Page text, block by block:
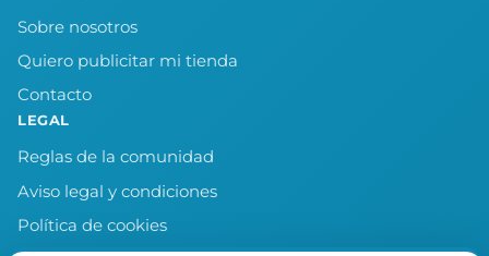
Sobre nosotros
Quiero publicitar mi tienda
Contacto
LEGAL
Reglas de la comunidad
Aviso legal y condiciones
Política de cookies